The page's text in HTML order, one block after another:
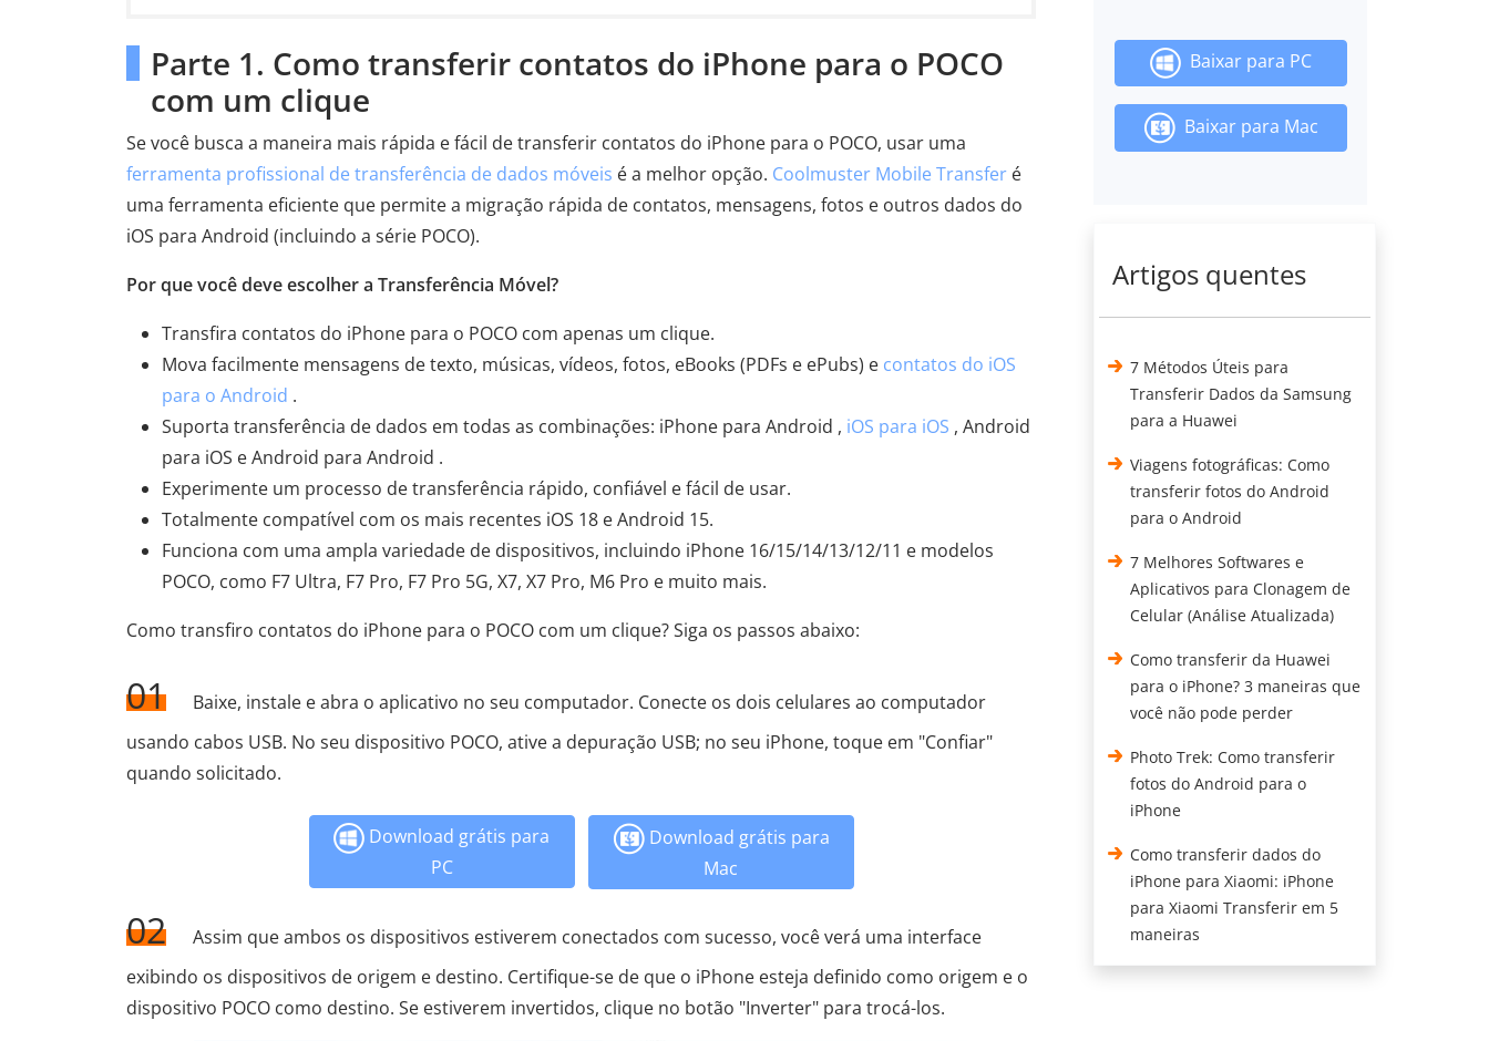
Parte 1. Como transferir contatos do iPhone para o POCO
com um clique
Se você busca a maneira mais rápida e fácil de transferir contatos do iPhone para o POCO, usar uma
ferramenta profissional de transferência de dados móveis é a melhor opção. Coolmuster Mobile Transfer é
uma ferramenta eficiente que permite a migração rápida de contatos, mensagens, fotos e outros dados do
iOS para Android (incluindo a série POCO).
Por que você deve escolher a Transferência Móvel?
Transfira contatos do iPhone para o POCO com apenas um clique.
Mova facilmente mensagens de texto, músicas, vídeos, fotos, eBooks (PDFs e ePubs) e contatos do iOS
para o Android .
Suporta transferência de dados em todas as combinações: iPhone para Android , iOS para iOS , Android
para iOS e Android para Android .
Experimente um processo de transferência rápido, confiável e fácil de usar.
Totalmente compatível com os mais recentes iOS 18 e Android 15.
Funciona com uma ampla variedade de dispositivos, incluindo iPhone 16/15/14/13/12/11 e modelos
POCO, como F7 Ultra, F7 Pro, F7 Pro 5G, X7, X7 Pro, M6 Pro e muito mais.
Como transfiro contatos do iPhone para o POCO com um clique? Siga os passos abaixo:
01
Baixe, instale e abra o aplicativo no seu computador. Conecte os dois celulares ao computador
usando cabos USB. No seu dispositivo POCO, ative a depuração USB; no seu iPhone, toque em "Confiar"
quando solicitado.
Download grátis para
PC
Download grátis para
Mac
02
Assim que ambos os dispositivos estiverem conectados com sucesso, você verá uma interface
exibindo os dispositivos de origem e destino. Certifique-se de que o iPhone esteja definido como origem e o
dispositivo POCO como destino. Se estiverem invertidos, clique no botão "Inverter" para trocá-los.
Baixar para PC
Baixar para Mac
Artigos quentes
7 Métodos Úteis para
Transferir Dados da Samsung
para a Huawei
Viagens fotográficas: Como
transferir fotos do Android
para o Android
7 Melhores Softwares e
Aplicativos para Clonagem de
Celular (Análise Atualizada)
Como transferir da Huawei
para o iPhone? 3 maneiras que
você não pode perder
Photo Trek: Como transferir
fotos do Android para o
iPhone
Como transferir dados do
iPhone para Xiaomi: iPhone
para Xiaomi Transferir em 5
maneiras